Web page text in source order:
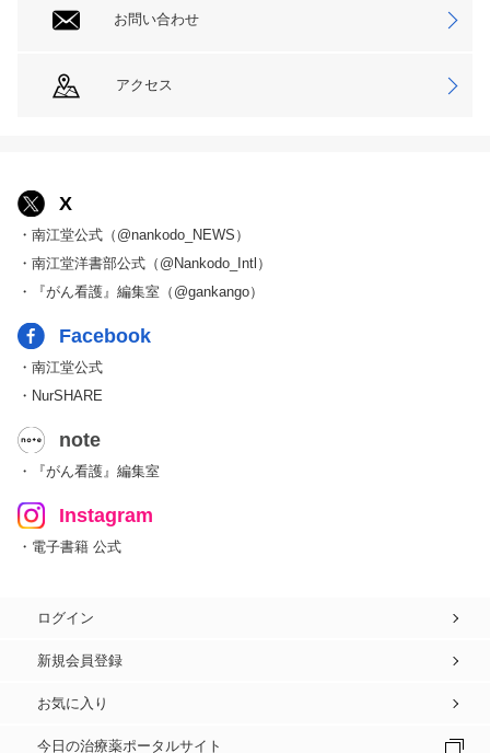
お問い合わせ
アクセス
X
・南江堂公式（@nankodo_NEWS）
・南江堂洋書部公式（@Nankodo_Intl）
・『がん看護』編集室（@gankango）
Facebook
・南江堂公式
・NurSHARE
note
・『がん看護』編集室
Instagram
・電子書籍 公式
ログイン
新規会員登録
お気に入り
今日の治療薬ポータルサイト